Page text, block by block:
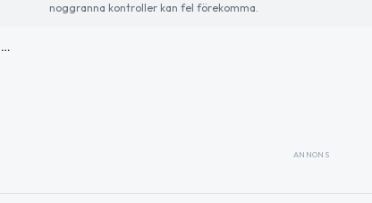
noggranna kontroller kan fel förekomma.
FMV tecknar avtal med SSC Space om satellituppsändningsförmåga från Esrange
ANNONS